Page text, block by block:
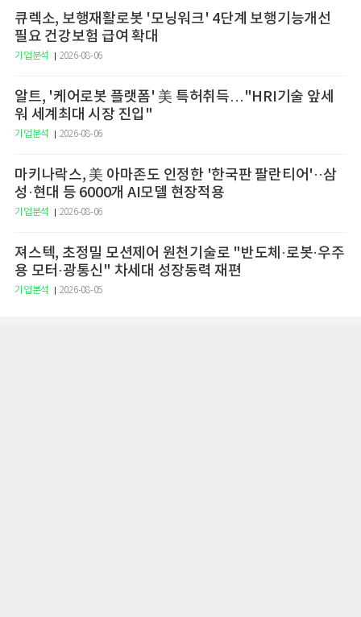
큐렉소, 보행재활로봇 '모닝워크' 4단계 보행기능개선
필요 건강보험 급여 확대
기업분석 2026-08-06
알트, '케어로봇 플랫폼' 美 특허취득…"HRI기술 앞세
워 세계최대 시장 진입"
기업분석 2026-08-06
마키나락스, 美 아마존도 인정한 '한국판 팔란티어'··삼
성·현대 등 6000개 AI모델 현장적용
기업분석 2026-08-06
져스텍, 초정밀 모션제어 원천기술로 "반도체·로봇·우주
용 모터·광통신" 차세대 성장동력 재편
기업분석 2026-08-05